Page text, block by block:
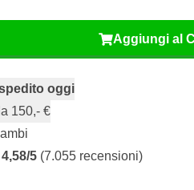
Aggiungi al
oggi
150,- €
4,58/5 (7.055 recensioni)